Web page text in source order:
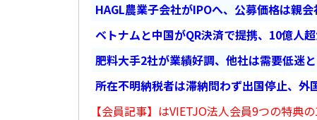
HAGL農業子会社がIPOへ、公募価格は親
ベトナムと中国がQR決済で提携、10億人
肥料大手2社が業績好調、他社は需要低迷
所在不明納税者は滞納問わず出国停止、外
【会員記事】はVIETJO法人会員9つの特典